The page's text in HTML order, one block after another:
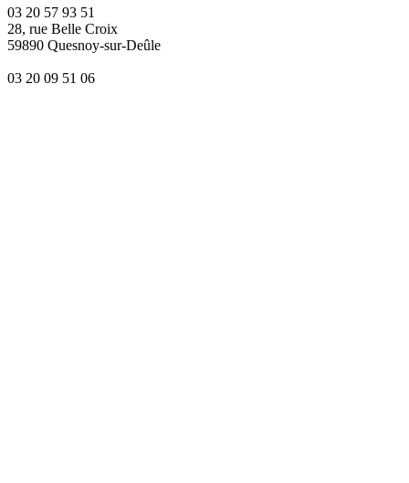
03 20 57 93 51
28, rue Belle Croix
59890 Quesnoy-sur-Deûle
03 20 09 51 06